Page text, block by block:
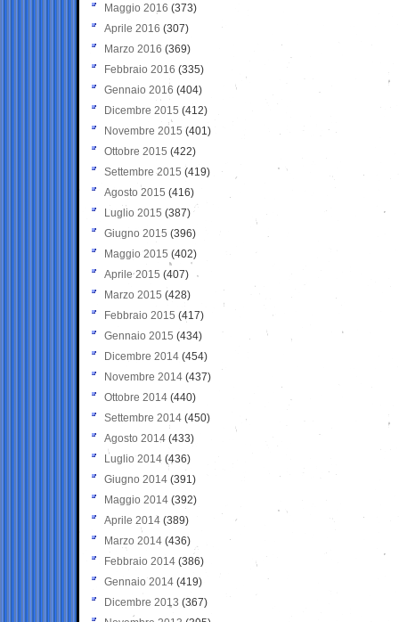
Maggio 2016 (373)
Aprile 2016 (307)
Marzo 2016 (369)
Febbraio 2016 (335)
Gennaio 2016 (404)
Dicembre 2015 (412)
Novembre 2015 (401)
Ottobre 2015 (422)
Settembre 2015 (419)
Agosto 2015 (416)
Luglio 2015 (387)
Giugno 2015 (396)
Maggio 2015 (402)
Aprile 2015 (407)
Marzo 2015 (428)
Febbraio 2015 (417)
Gennaio 2015 (434)
Dicembre 2014 (454)
Novembre 2014 (437)
Ottobre 2014 (440)
Settembre 2014 (450)
Agosto 2014 (433)
Luglio 2014 (436)
Giugno 2014 (391)
Maggio 2014 (392)
Aprile 2014 (389)
Marzo 2014 (436)
Febbraio 2014 (386)
Gennaio 2014 (419)
Dicembre 2013 (367)